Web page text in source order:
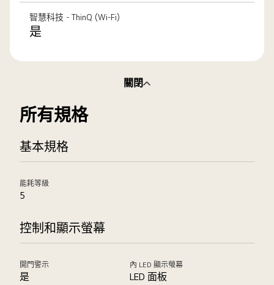
智慧科技 - ThinQ (Wi-Fi)
是
關閉
所有規格
基本規格
能耗等級
5
控制和顯示螢幕
開門警示
是
內 LED 顯示螢幕
LED 面板